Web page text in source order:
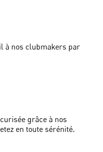
à nos clubmakers par
grâce à nos
en toute sérénité.